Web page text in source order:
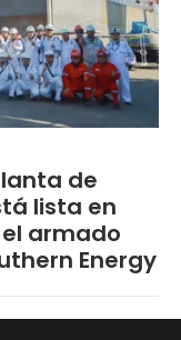
de
lista en
armado
Energy